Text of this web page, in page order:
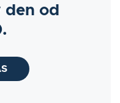
od